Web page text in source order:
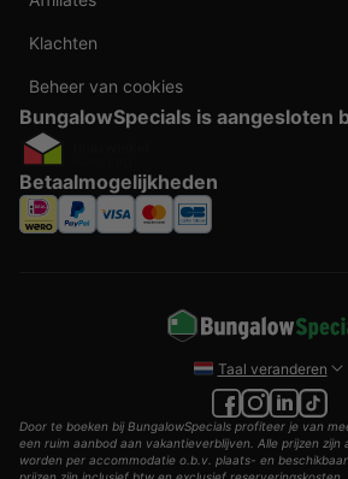
Klachten
Beheer van cookies
BungalowSpecials is aangesloten
Betaalmogelijkheden
Taal veranderen
Door te boeken bij BungalowSpecials profiteer je van
een ruim aanbod aan vakantieverblijven. Alle prijzen zijn
worden per accommodatie o.b.v. plaats- en